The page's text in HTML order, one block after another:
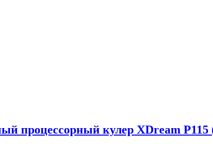
процессорный кулер XDream